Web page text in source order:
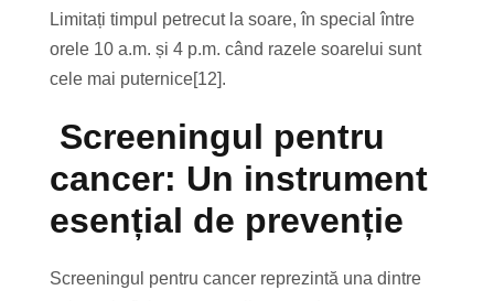
Limitați timpul petrecut la soare, în special între
orele 10 a.m. și 4 p.m. când razele soarelui sunt
cele mai puternice[12].
Screeningul pentru
cancer: Un instrument
esențial de prevenție
Screeningul pentru cancer reprezintă una dintre